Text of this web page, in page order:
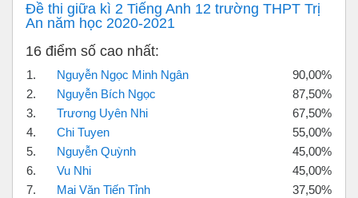
Đề thi giữa kì 2 Tiếng Anh 12 trường THPT Trị
An năm học 2020-2021
16 điểm số cao nhất:
1. Nguyễn Ngọc Minh Ngân
90,00%
2.
Nguyễn Bích Ngọc
87,50%
3.
Trương Uyên Nhi
67,50%
4.
Chi Tuyen
55,00%
5.
Nguyễn Quỳnh
45,00%
6.
Vu Nhi
45,00%
7.
Mai Văn Tiến Tỉnh
37,50%